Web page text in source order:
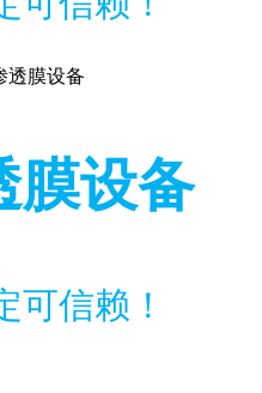
膜设备
可信赖！